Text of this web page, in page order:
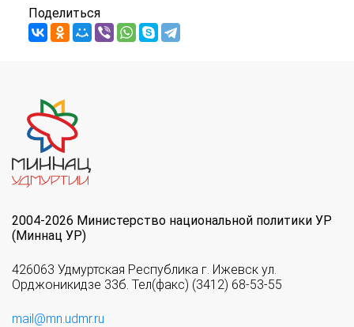
Поделиться
2004-2026 Министерство национальной политики УР
(Миннац УР)
426063 Удмуртская Республика г. Ижевск ул.
Орджоникидзе 33б. Тел(факс) (3412) 68-53-55
mail@mn.udmr.ru